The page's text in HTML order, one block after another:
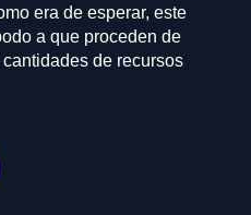
era de esperar, este
a que proceden de
de recursos